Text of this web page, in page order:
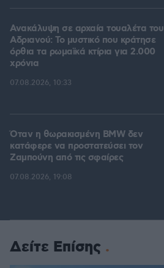
Ανακάλυψη σε αρχαία τουαλέτα του
Αδριανού: Το μυστικό που κράτησε
όρθια τα ρωμαϊκά κτίρια για 2.000
χρόνια
07.08.2026, 10:33
Όταν η θωρακισμένη BMW δεν
κατάφερε να προστατεύσει τον
Ζαμπούνη από τις σφαίρες
07.08.2026, 19:08
Δείτε Επίσης